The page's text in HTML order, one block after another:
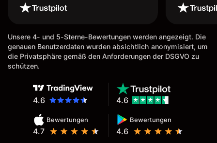
Unsere 4- und 5-Sterne-Bewertungen werden angezeigt. Die
genauen Benutzerdaten wurden absichtlich anonymisiert, um
die Privatsphäre gemäß den Anforderungen der DSGVO zu
schützen.
4.6
Bewertungen
4.7
Bewertungen
4.6
4.6